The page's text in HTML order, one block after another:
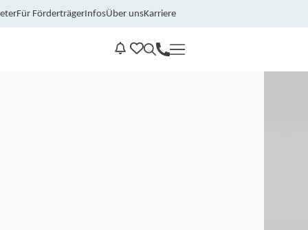
Für FörderträgerInfosÜber unsKarriere
Kontakt